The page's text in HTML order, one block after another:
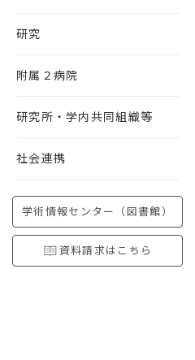
研究
附属２病院
研究所・学内共同組織等
社会連携
学術情報センター（図書館）
資料請求はこちら